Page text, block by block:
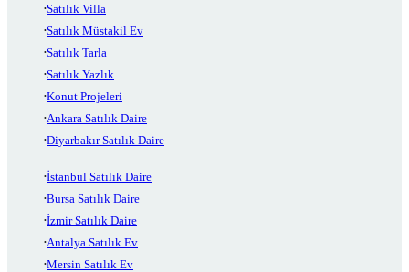
Satılık Villa
Satılık Müstakil Ev
Satılık Tarla
Satılık Yazlık
Konut Projeleri
Ankara Satılık Daire
Diyarbakır Satılık Daire
İstanbul Satılık Daire
Bursa Satılık Daire
İzmir Satılık Daire
Antalya Satılık Ev
Mersin Satılık Ev